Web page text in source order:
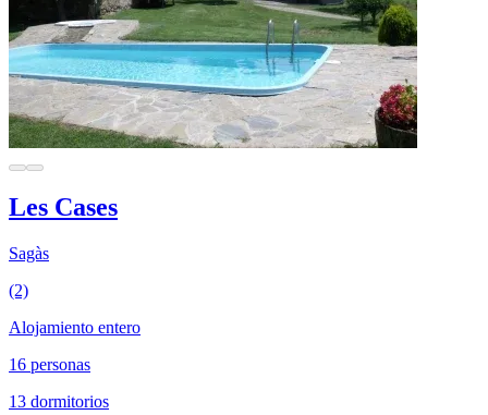
Les Cases
Sagàs
(2)
Alojamiento entero
16 personas
13 dormitorios